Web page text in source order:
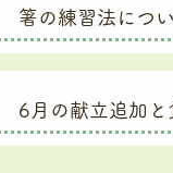
箸の練習法につ
6月の献立追加